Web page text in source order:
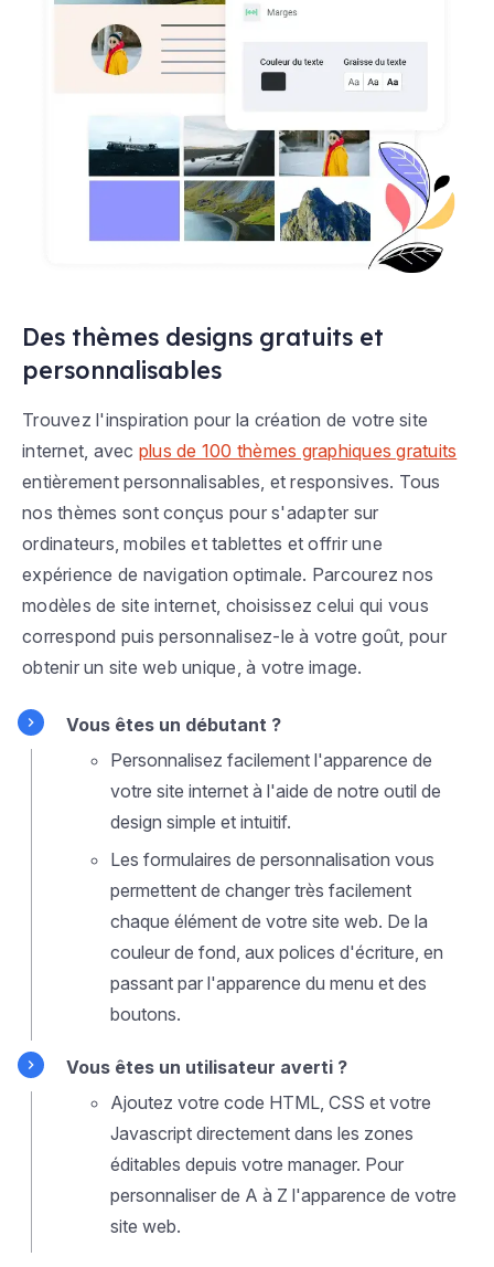
Des thèmes designs gratuits et
personnalisables
Trouvez l'inspiration pour la création de votre site
internet, avec plus de 100 thèmes graphiques gratuits
entièrement personnalisables, et responsives. Tous
nos thèmes sont conçus pour s'adapter sur
ordinateurs, mobiles et tablettes et offrir une
expérience de navigation optimale. Parcourez nos
modèles de site internet, choisissez celui qui vous
correspond puis personnalisez-le à votre goût, pour
obtenir un site web unique, à votre image.
Vous êtes un débutant ?
Personnalisez facilement l'apparence de
votre site internet à l'aide de notre outil de
design simple et intuitif.
Les formulaires de personnalisation vous
permettent de changer très facilement
chaque élément de votre site web. De la
couleur de fond, aux polices d'écriture, en
passant par l'apparence du menu et des
boutons.
Vous êtes un utilisateur averti ?
Ajoutez votre code HTML, CSS et votre
Javascript directement dans les zones
éditables depuis votre manager. Pour
personnaliser de A à Z l'apparence de votre
site web.